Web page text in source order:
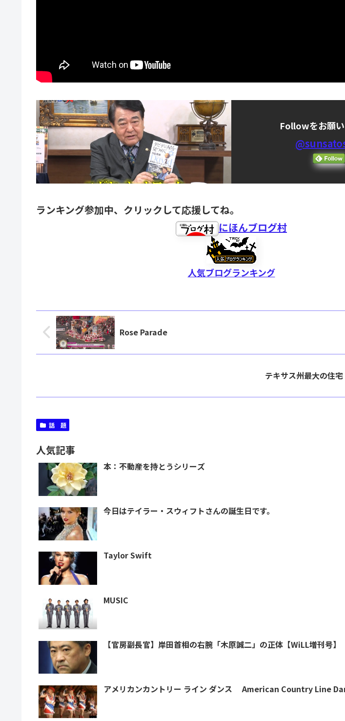
Followをお願い
ランキング参加中、クリックして応援してね。
にほんブログ村
人気ブログランキング
Rose Parade
テキサス州最大の住宅
話 題
人気記事
本：不動産を持とうシリーズ
今日はテイラー・スウィフトさんの誕生日です。
Taylor Swift
MUSIC
【官房副長官】岸田首相の右腕「木原誠二」の正体【WiLL増刊号】
アメリカンカントリー ライン ダンス American Country